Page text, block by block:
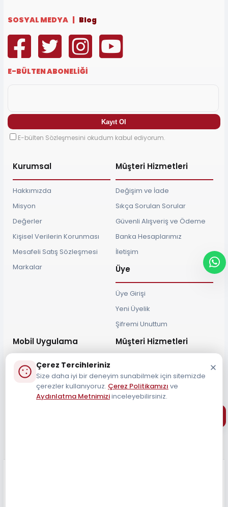
SOSYAL MEDYA | Blog
E-BÜLTEN ABONELİĞİ
E-bülten Sözleşmesini okudum kabul ediyorum.
Kurumsal
Hakkımızda
Misyon
Değerler
Kişisel Verilerin Korunması
Mesafeli Satış Sözleşmesi
Markalar
Müşteri Hizmetleri
Değişim ve İade
Sıkça Sorulan Sorular
Güvenli Alışveriş ve Ödeme
Banka Hesaplarımız
İletişim
Üye
Üye Girişi
Yeni Üyelik
Şifremi Unuttum
Mobil Uygulama Müşteri Hizmetleri
Müşteri Destek Hattı
Çerez Tercihleriniz
Size daha iyi bir deneyim sunabilmek için sitemizde
çerezler kullanıyoruz. Çerez Politikamızı ve
Aydınlatma Metnimiziinceleyebilirsiniz.